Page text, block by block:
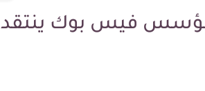
‏ومؤسس ‏فيس ‏بوك ينتقد